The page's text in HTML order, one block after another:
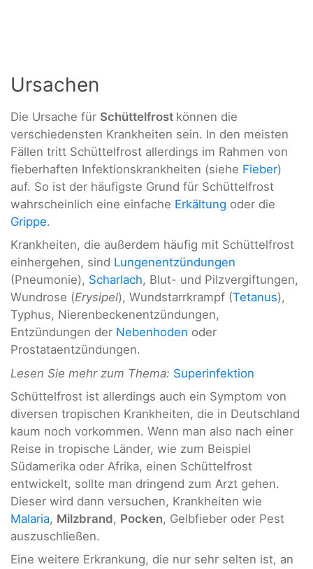
Ursachen
Die Ursache für Schüttelfrost können die
verschiedensten Krankheiten sein. In den meisten
Fällen tritt Schüttelfrost allerdings im Rahmen von
fieberhaften Infektionskrankheiten (siehe Fieber)
auf. So ist der häufigste Grund für Schüttelfrost
wahrscheinlich eine einfache Erkältung oder die
Grippe.
Krankheiten, die außerdem häufig mit Schüttelfrost
einhergehen, sind Lungenentzündungen
(Pneumonie), Scharlach, Blut- und Pilzvergiftungen,
Wundrose (Erysipel), Wundstarrkrampf (Tetanus),
Typhus, Nierenbeckenentzündungen,
Entzündungen der Nebenhoden oder
Prostataentzündungen.
Lesen Sie mehr zum Thema: Superinfektion
Schüttelfrost ist allerdings auch ein Symptom von
diversen tropischen Krankheiten, die in Deutschland
kaum noch vorkommen. Wenn man also nach einer
Reise in tropische Länder, wie zum Beispiel
Südamerika oder Afrika, einen Schüttelfrost
entwickelt, sollte man dringend zum Arzt gehen.
Dieser wird dann versuchen, Krankheiten wie
Malaria, Milzbrand, Pocken, Gelbfieber oder Pest
auszuschließen.
Eine weitere Erkrankung, die nur sehr selten ist, an